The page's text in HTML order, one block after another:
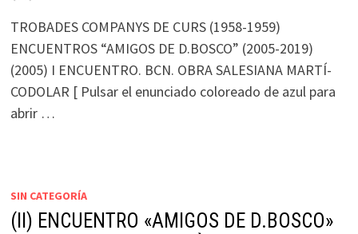
TROBADES COMPANYS DE CURS (1958-1959)
ENCUENTROS “AMIGOS DE D.BOSCO” (2005-2019)
(2005) I ENCUENTRO. BCN. OBRA SALESIANA MARTÍ-
CODOLAR [ Pulsar el enunciado coloreado de azul para
abrir …
SIN CATEGORÍA
(II) ENCUENTRO «AMIGOS DE D.BOSCO»